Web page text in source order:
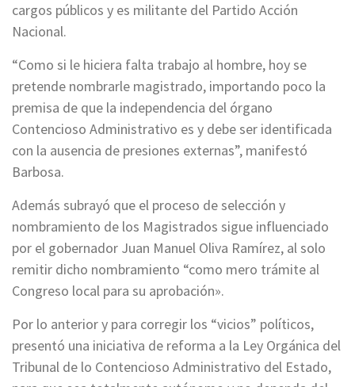
cargos públicos y es militante del Partido Acción
Nacional.
“Como si le hiciera falta trabajo al hombre, hoy se
pretende nombrarle magistrado, importando poco la
premisa de que la independencia del órgano
Contencioso Administrativo es y debe ser identificada
con la ausencia de presiones externas”, manifestó
Barbosa.
Además subrayó que el proceso de selección y
nombramiento de los Magistrados sigue influenciado
por el gobernador Juan Manuel Oliva Ramírez, al solo
remitir dicho nombramiento “como mero trámite al
Congreso local para su aprobación».
Por lo anterior y para corregir los “vicios” políticos,
presentó una iniciativa de reforma a la Ley Orgánica del
Tribunal de lo Contencioso Administrativo del Estado,